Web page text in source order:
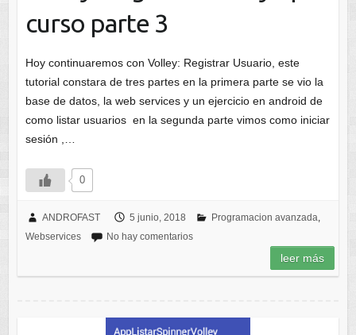
curso parte 3
Hoy continuaremos con Volley: Registrar Usuario, este
tutorial constara de tres partes en la primera parte se vio la
base de datos, la web services y un ejercicio en android de
como listar usuarios en la segunda parte vimos como iniciar
sesión ,…
0
ANDROFAST 5 junio, 2018 Programacion avanzada,
Webservices
No hay comentarios
leer más